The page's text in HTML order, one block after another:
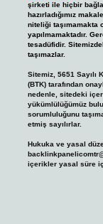
şirketi ile hiçbir
hazırladığımız
niteliği taşımamakta
yapılmamaktadır.
tesadüfidir.
taşımazlar.
Sitemiz, 5651
(BTK) tarafından
nedenle, sitedeki
yükümlülüğümüz
sorumluluğunu
etmiş sayılırlar.
Hukuka ve yasal
içerikler yasal süre